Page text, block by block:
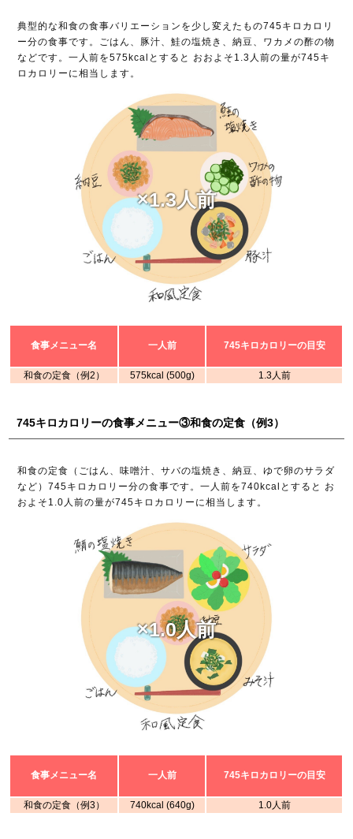
典型的な和食の食事バリエーションを少し変えたもの745キロカロリ
ー分の食事です。ごはん、豚汁、鮭の塩焼き、納豆、ワカメの酢の物
などです。一人前を575kcalとすると おおよそ1.3人前の量が745キ
ロカロリーに相当します。
×1.3人前
食事メニュー名 一人前 745キロカロリーの目安
和食の定食（例2） 575kcal (500g) 1.3人前
745キロカロリーの食事メニュー③和食の定食（例3）
和食の定食（ごはん、味噌汁、サバの塩焼き、納豆、ゆで卵のサラダ
など）745キロカロリー分の食事です。一人前を740kcalとすると お
およそ1.0人前の量が745キロカロリーに相当します。
×1.0人前
食事メニュー名 一人前 745キロカロリーの目安
和食の定食（例3） 740kcal (640g) 1.0人前